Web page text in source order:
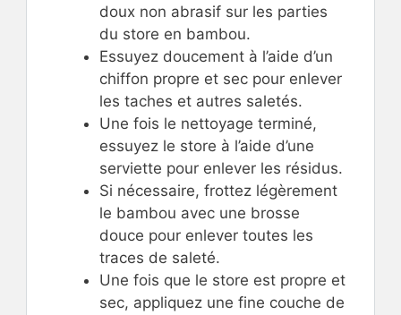
doux non abrasif sur les parties
du store en bambou.
Essuyez doucement à l’aide d’un
chiffon propre et sec pour enlever
les taches et autres saletés.
Une fois le nettoyage terminé,
essuyez le store à l’aide d’une
serviette pour enlever les résidus.
Si nécessaire, frottez légèrement
le bambou avec une brosse
douce pour enlever toutes les
traces de saleté.
Une fois que le store est propre et
sec, appliquez une fine couche de